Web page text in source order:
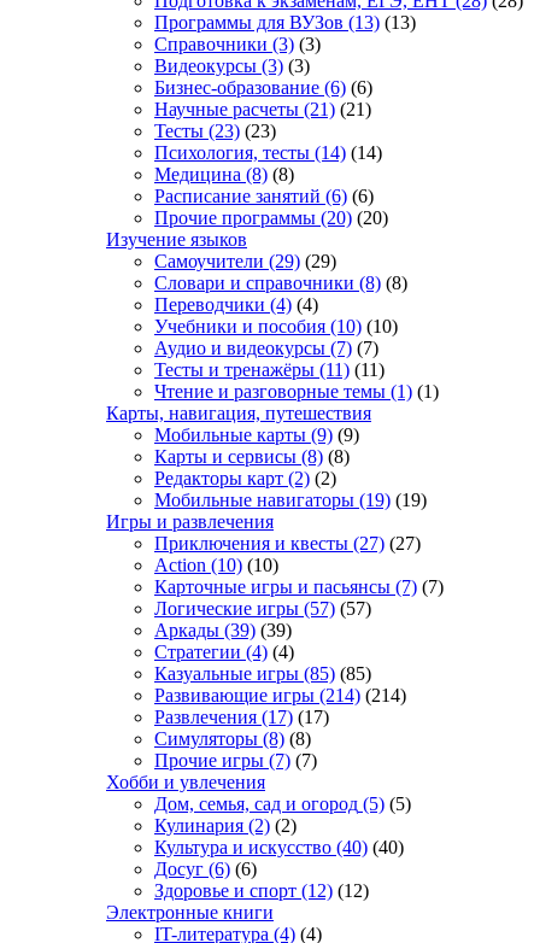
Программы для ВУЗов (13) (13)
Справочники (3) (3)
Видеокурсы (3) (3)
Бизнес-образование (6) (6)
Научные расчеты (21) (21)
Тесты (23) (23)
Психология, тесты (14) (14)
Медицина (8) (8)
Расписание занятий (6) (6)
Прочие программы (20) (20)
Изучение языков
Самоучители (29) (29)
Словари и справочники (8) (8)
Переводчики (4) (4)
Учебники и пособия (10) (10)
Аудио и видеокурсы (7) (7)
Тесты и тренажёры (11) (11)
Чтение и разговорные темы (1) (1)
Карты, навигация, путешествия
Мобильные карты (9) (9)
Карты и сервисы (8) (8)
Редакторы карт (2) (2)
Мобильные навигаторы (19) (19)
Игры и развлечения
Приключения и квесты (27) (27)
Action (10) (10)
Карточные игры и пасьянсы (7) (7)
Логические игры (57) (57)
Аркады (39) (39)
Стратегии (4) (4)
Казуальные игры (85) (85)
Развивающие игры (214) (214)
Развлечения (17) (17)
Симуляторы (8) (8)
Прочие игры (7) (7)
Хобби и увлечения
Дом, семья, сад и огород (5) (5)
Кулинария (2) (2)
Культура и искусство (40) (40)
Досуг (6) (6)
Здоровье и спорт (12) (12)
Электронные книги
IT-литература (4) (4)